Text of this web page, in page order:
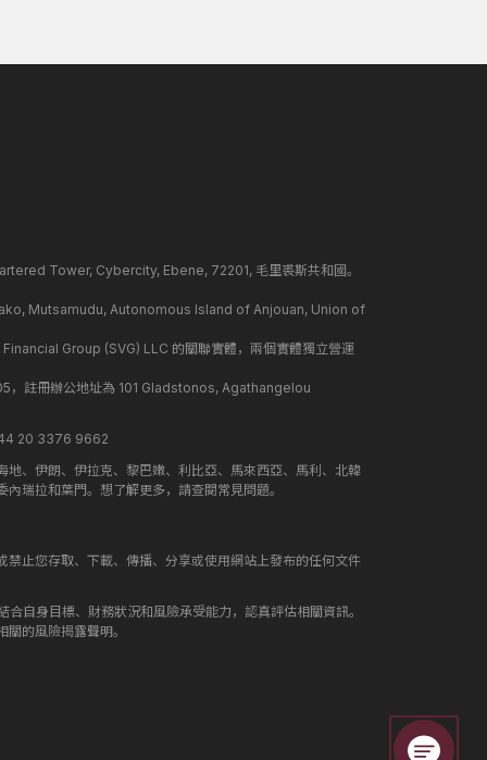
Tower, Cybercity, Ebene, 72201, 毛里裘斯共和國。
Mutsamudu, Autonomous Island of Anjouan, Union of
Group (SVG) LLC 的關聯實體，兩個實體獨立營運
，註冊辦公地址為 101 Gladstonos, Agathangelou
20 3376 9662
、伊朗、伊拉克、黎巴嫩、利比亞、馬來西亞、馬利、北韓
瑞拉和葉門。想了解更多，請查閱常見問題。
止您存取、下載、傳播、分享或使用網站上發布的任何文件
自身目標、財務狀況和風險承受能力，認真評估相關資訊。
的風險揭露聲明。